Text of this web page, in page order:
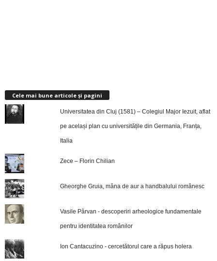
Cele mai bune articole și pagini
Universitatea din Cluj (1581) – Colegiul Major Iezuit, aflat
pe același plan cu universitățile din Germania, Franța,
Italia
Zece – Florin Chilian
Gheorghe Gruia, mâna de aur a handbalului românesc
Vasile Pârvan - descoperiri arheologice fundamentale
pentru identitatea românilor
Ion Cantacuzino - cercetătorul care a răpus holera